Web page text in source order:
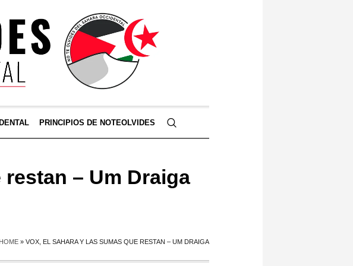
PRINCIPIOS DE NOTEOLVIDES
– Um Draiga
HOME » VOX, EL SAHARA Y LAS SUMAS QUE RESTAN – UM DRAIGA